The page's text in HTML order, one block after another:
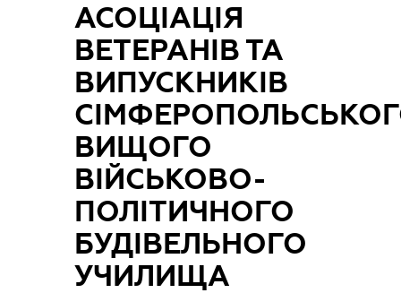
АСОЦІАЦІЯ
ВЕТЕРАНІВ ТА
ВИПУСКНИКІВ
ВИЩОГО
ВІЙСЬКОВО-
ПОЛІТИЧНОГО
БУДІВЕЛЬНОГО
УЧИЛИЩА